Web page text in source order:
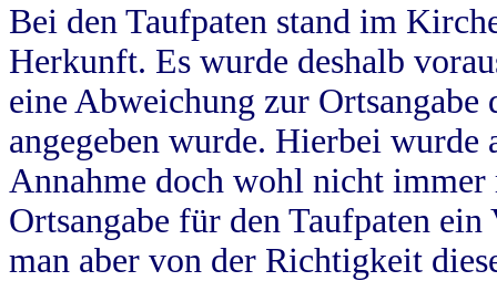
Bei den Taufpaten stand im
Herkunft. Es wurde deshalb
eine Abweichung zur
angegeben wurde. Hierbei wurde
Annahme doch wohl nicht
Ortsangabe für den Taufpaten
man aber von der Richtigkeit